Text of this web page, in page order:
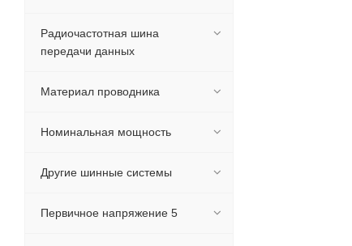
Радиочастотная шина
передачи данных
Материал проводника
Номинальная мощность
Другие шинные системы
Первичное напряжение 5